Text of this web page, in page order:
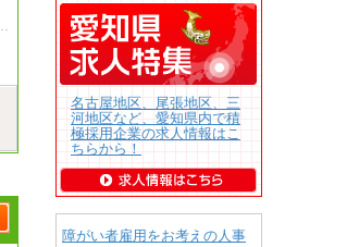
名古屋地区、尾張地区、三
河地区など、愛知県内で積
極採用企業の求人情報はこ
ちらから！
障がい者雇用をお考えの人事